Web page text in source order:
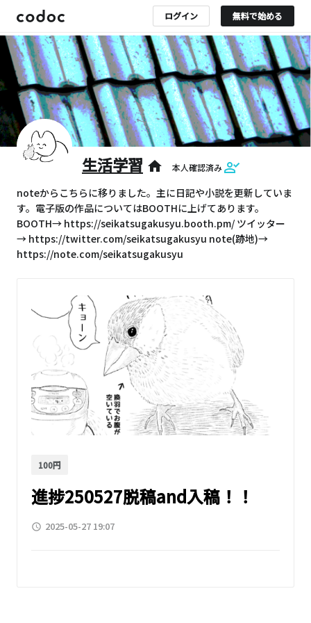
ログイン 無料で始める
生活学習 home 本人確認済み
noteからこちらに移りました。主に日記や小説を更新していま
す。電子版の作品についてはBOOTHに上げてあります。
BOOTH→ https://seikatsugakusyu.booth.pm/ ツイッター
→ https://twitter.com/seikatsugakusyu note(跡地)→
https://note.com/seikatsugakusyu
100円
進捗250527脱稿and入稿！！
access_time 2025-05-27 19:07